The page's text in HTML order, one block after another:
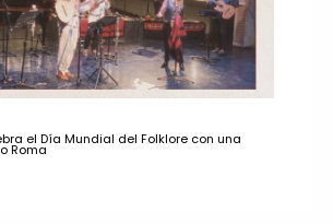
el Día Mundial del Folklore con una
Roma